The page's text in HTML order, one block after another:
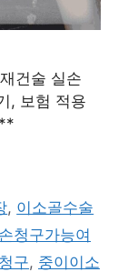
건술 실손
, 보험 적용
, 이소골수술
청구가능여
구, 중이이소